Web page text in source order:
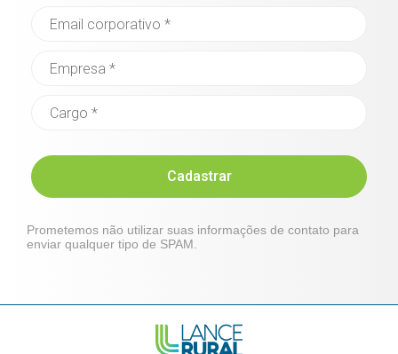
Cadastrar
Prometemos não utilizar suas informações de contato para
enviar qualquer tipo de SPAM.